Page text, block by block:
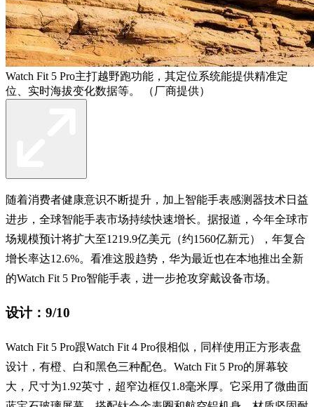
Watch Fit 5 Pro主打越野跑功能，其定位系统能提供精准定
位、实时海拔变化数据等。 （厂商提供）
随着消费者健康意识不断提升，加上智能手表感测器技术日益
进步，全球智能手表市场持续快速增长。据报道，今年全球市
场规模预计将扩大至1219.9亿美元（约1560亿新元），年复合
增长率达12.6%。看准这股趋势，华为最近也在本地推出全新
的Watch Fit 5 Pro智能手表，进一步抢攻穿戴设备市场。
设计：9/10
Watch Fit 5 Pro跟Watch Fit 4 Pro很相似，同样使用正方形表盘
设计，有橙、白和黑色三种配色。Watch Fit 5 Pro的屏幕较
大，尺寸为1.92英寸，超窄边框仅1.8毫米厚。它采用了微曲面